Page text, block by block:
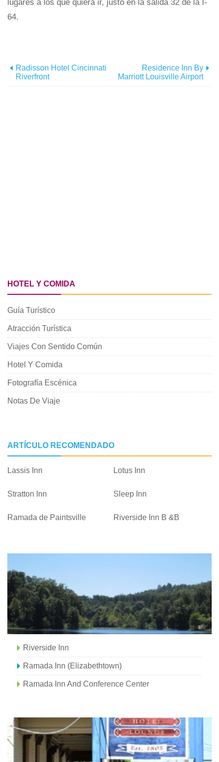
lugares a los que quiera ir, justo en la salida 32 de la I-
64.
Radisson Hotel Cincinnati
Riverfront
Residence Inn By
Marriott Louisville Airport
HOTEL Y COMIDA
Guía Turístico
Atracción Turística
Viajes Con Sentido Común
Hotel Y Comida
Fotografía Escénica
Notas De Viaje
ARTÍCULO RECOMENDADO
Lassis Inn Lotus Inn
Stratton Inn Sleep Inn
Ramada de Paintsville Riverside Inn B &B
Riverside Inn
Ramada Inn (Elizabethtown)
Ramada Inn And Conference Center